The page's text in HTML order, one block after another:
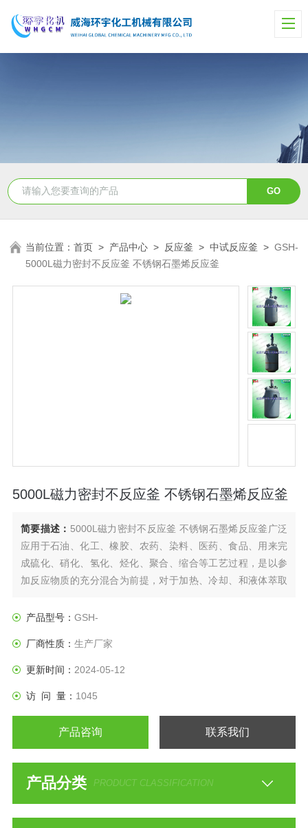
当前位置：首页 > 产品中心 > 反应釜 >中试反应釜 >GSH-
5000L磁力密封不反应釜 不锈钢石墨烯反应釜
5000L磁力密封不反应釜 不锈钢石墨烯反应釜
简要描述： 5000L磁力密封不反应釜 不锈钢石墨烯反应釜广泛
应用于石油、化工、橡胶、农药、染料、医药、食品、用来完
成硫化、硝化、氢化、烃化、聚合、缩合等工艺过程，是以参
加反应物质的充分混合为前提，对于加热、冷却、和液体萃取
好的效果，是化工，制药等行业理想的所需设备。
产品型号： GSH-
厂商性质： 生产厂家
更新时间： 2024-05-12
访 问 量： 1045
产品咨询 联系我们
产品分类 PRODUCT CLASSIFICATION